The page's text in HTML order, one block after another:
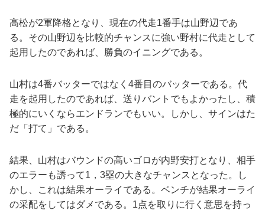
高松が2軍降格となり、現在の代走1番手は山野辺であ
る。その山野辺を比較的チャンスに強い野村に代走として
起用したのであれば、勝負のイニングである。
山村は4番バッターではなく4番目のバッターである。代
走を起用したのであれば、送りバントでもよかったし、積
極的にいくならエンドランでもいい。しかし、サインはた
だ「打て」である。
結果、山村はバウンドの高いゴロが内野安打となり、相手
のエラーも誘って1，3塁の大きなチャンスとなった。し
かし、これは結果オーライである。ベンチが結果オーライ
の采配をしてはダメである。1点を取りに行く意思を持っ